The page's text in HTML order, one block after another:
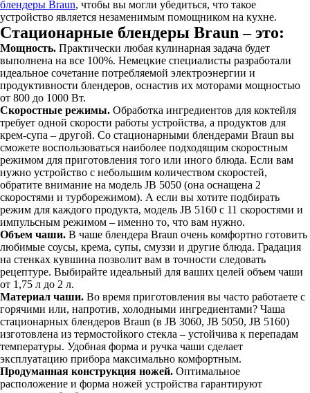
блендеры Braun, чтобы вы могли убедиться, что такое
устройство является незаменимым помощником на кухне.
Стационарные блендеры Braun – это:
Мощность. Практически любая кулинарная задача будет
выполнена на все 100%. Немецкие специалисты разработали
идеальное сочетание потребляемой электроэнергии и
продуктивности блендеров, оснастив их моторами мощностью
от 800 до 1000 Вт.
Скоростные режимы. Обработка ингредиентов для коктейля
требует одной скорости работы устройства, а продуктов для
крем-супа – другой. Со стационарными блендерами Braun вы
сможете воспользоваться наиболее подходящим скоростным
режимом для приготовления того или иного блюда. Если вам
нужно устройство с небольшим количеством скоростей,
обратите внимание на модель JB 5050 (она оснащена 2
скоростями и турборежимом). А если вы хотите подбирать
режим для каждого продукта, модель JB 5160 с 11 скоростями и
импульсным режимом – именно то, что вам нужно.
Объем чаши. В чаше блендера Braun очень комфортно готовить
любимые соусы, крема, супы, смуззи и другие блюда. Градация
на стенках кувшина позволит вам в точности следовать
рецептуре. Выбирайте идеальный для ваших целей объем чаши
от 1,75 л до 2 л.
Материал чаши. Во время приготовления вы часто работаете с
горячими или, напротив, холодными ингредиентами? Чаша
стационарных блендеров Braun (в JB 3060, JB 5050, JB 5160)
изготовлена из термостойкого стекла – устойчива к перепадам
температуры. Удобная форма и ручка чаши сделает
эксплуатацию прибора максимально комфортным.
Продуманная конструкция ножей. Оптимальное
расположение и форма ножей устройства гарантируют